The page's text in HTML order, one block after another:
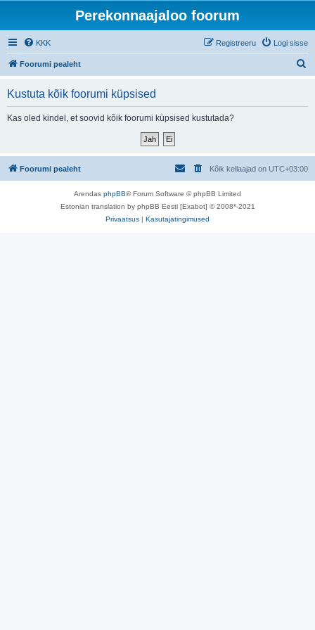
Perekonnaajaloo foorum
KKK Logi sisse
Registreeru
Foorumi pealeht
Kustuta kõik foorumi küpsised
Kas oled kindel, et soovid kõik foorumi küpsised kustutada?
Foorumi pealeht Kõik kellaajad on UTC+03:00
Arendas phpBB® Forum Software © phpBB Limited
Estonian translation by phpBB Eesti [Exabot] © 2008*-2021
Privaatsus | Kasutajatingimused